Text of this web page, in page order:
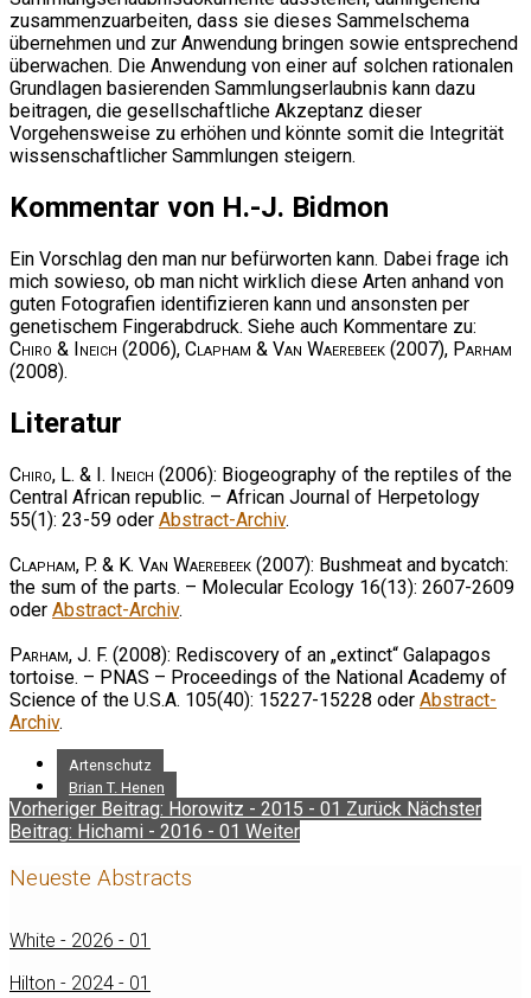
zusammenzuarbeiten, dass sie dieses Sammelschema
übernehmen und zur Anwendung bringen sowie entsprechend
überwachen. Die Anwendung von einer auf solchen rationalen
Grundlagen basierenden Sammlungserlaubnis kann dazu
beitragen, die gesellschaftliche Akzeptanz dieser
Vorgehensweise zu erhöhen und könnte somit die Integrität
wissenschaftlicher Sammlungen steigern.
Kommentar von H.-J. Bidmon
Ein Vorschlag den man nur befürworten kann. Dabei frage ich
mich sowieso, ob man nicht wirklich diese Arten anhand von
guten Fotografien identifizieren kann und ansonsten per
genetischem Fingerabdruck. Siehe auch Kommentare zu:
Chiro & Ineich (2006), Clapham & Van Waerebeek (2007), Parham
(2008).
Literatur
Chiro, L. & I. Ineich (2006): Biogeography of the reptiles of the
Central African republic. – African Journal of Herpetology
55(1): 23-59 oder Abstract-Archiv.
Clapham, P. & K. Van Waerebeek (2007): Bushmeat and bycatch:
the sum of the parts. – Molecular Ecology 16(13): 2607-2609
oder Abstract-Archiv.
Parham, J. F. (2008): Rediscovery of an „extinct“ Galapagos
tortoise. – PNAS – Proceedings of the National Academy of
Science of the U.S.A. 105(40): 15227-15228 oder Abstract-
Archiv.
Artenschutz
Brian T. Henen
Vorheriger Beitrag: Horowitz - 2015 - 01 Zurück Nächster
Beitrag: Hichami - 2016 - 01 Weiter
Neueste Abstracts
White - 2026 - 01
Hilton - 2024 - 01